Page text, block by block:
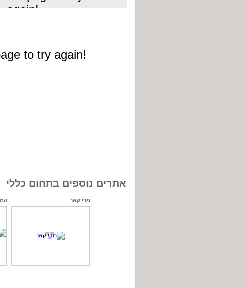
אתרים נוספים בתחום כללי
מדי קאר